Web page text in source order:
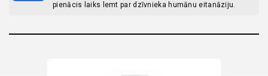
pienācis laiks lemt par dzīvnieka humānu eitanāziju.